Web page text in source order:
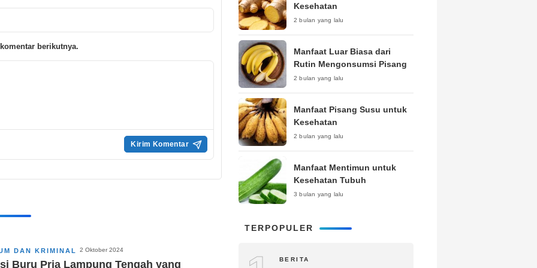
berikutnya.
DAN KRIMINAL 2 Oktober 2024
Buru Pria Lampung Tengah yang
Kesehatan
2 bulan yang lalu
Manfaat Luar Biasa dari
Rutin Mengonsumsi Pisang
2 bulan yang lalu
Manfaat Pisang Susu untuk
Kesehatan
2 bulan yang lalu
Manfaat Mentimun untuk
Kesehatan Tubuh
3 bulan yang lalu
TERPOPULER
BERITA